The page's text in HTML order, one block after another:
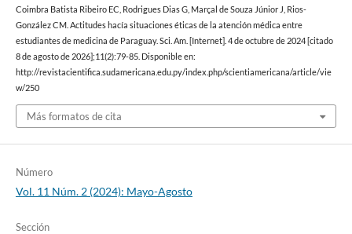
Coimbra Batista Ribeiro EC, Rodrigues Dias G, Marçal de Souza Júnior J, Rios-
González CM. Actitudes hacía situaciones éticas de la atención médica entre
estudiantes de medicina de Paraguay. Sci. Am. [Internet]. 4 de octubre de 2024 [citado
8 de agosto de 2026];11(2):79-85. Disponible en:
http://revistacientifica.sudamericana.edu.py/index.php/scientiamericana/article/vie
w/250
Más formatos de cita
Número
Vol. 11 Núm. 2 (2024): Mayo-Agosto
Sección